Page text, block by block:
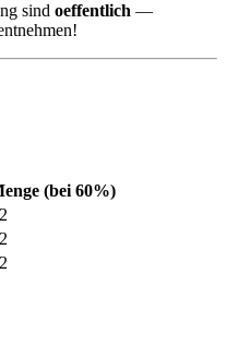
sind oeffentlich —
(bei 60%)